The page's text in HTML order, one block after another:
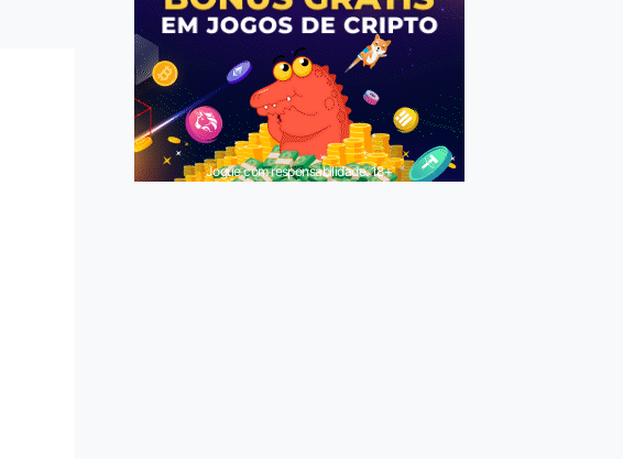
Jogue com responsabilidade. 18+